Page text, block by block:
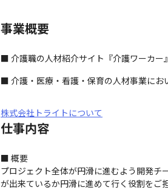
事業概要
■ 介護職の人材紹介サイト『介護ワーカー
■ 介護・医療・看護・保育の人材事業にお
株式会社トライトについて
仕事内容
■ 概要
プロジェクト全体が円滑に進むよう開発
が出来ているか円滑に進めて行く役割をご